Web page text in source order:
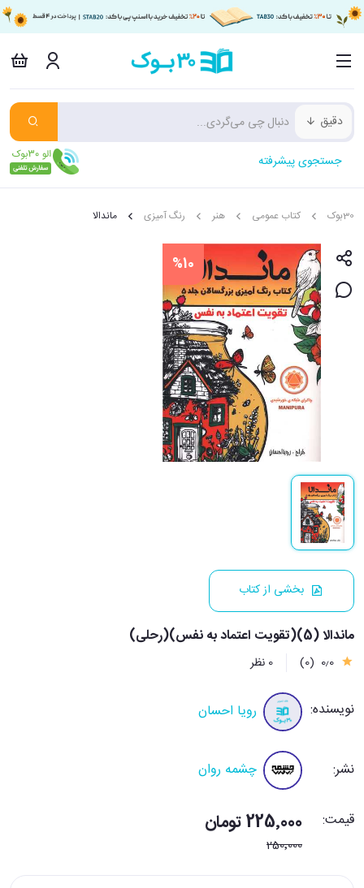
دقیق
جستجوی پیشرفته
30بوک کتاب عمومی هنر رنگ آمیزی ماندالا
%10
بخشی از کتاب
ماندالا (5)(تقویت اعتماد به نفس)(رحلی)
0٫0 (0) 0 نظر
نویسنده: رویا احسان
نشر: چشمه روان
قیمت: 225٬000 تومان
250٬000